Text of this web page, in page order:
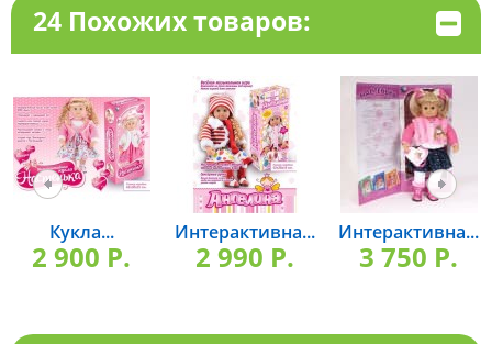
24 Похожих товаров:
Кукла...
2 900 P.
Интерактивна...
2 990 P.
Интерактивна...
3 750 P.